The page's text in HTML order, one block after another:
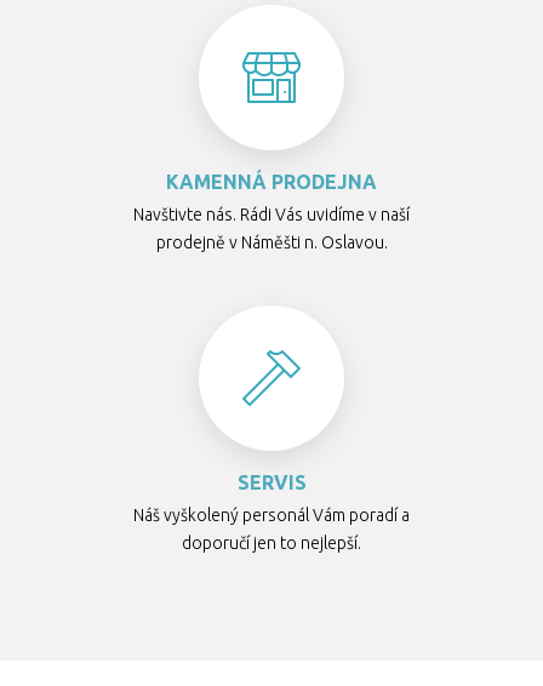
KAMENNÁ PRODEJNA
Navštivte nás. Rádi Vás uvidíme v naší
prodejně v Náměšti n. Oslavou.
SERVIS
Náš vyškolený personál Vám poradí a
doporučí jen to nejlepší.